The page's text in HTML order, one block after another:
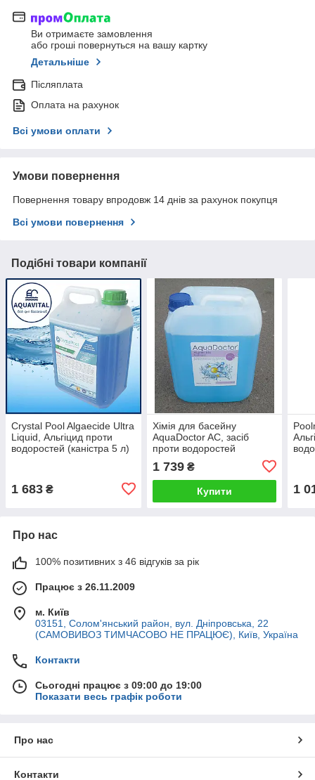
Ви отримаєте замовлення
або гроші повернуться на вашу картку
Детальніше
Післяплата
Оплата на рахунок
Всі умови оплати
Умови повернення
Повернення товару впродовж 14 днів за рахунок покупця
Всі умови повернення
Подібні товари компанії
Crystal Pool Algaecide Ultra
Liquid, Альгіцид проти
водоростей (каністра 5 л)
1 683 ₴
Хімія для басейну
AquaDoctor AC, засіб
проти водоростей
1 739₴
Купити 1
Про нас
100% позитивних з 46 відгуків за рік
Працює з 26.11.2009
м. Київ
03151, Солом'янський район, вул. Дніпровська, 22
(САМОВИВОЗ ТИМЧАСОВО НЕ ПРАЦЮЄ), Київ, Україна
Контакти
Сьогодні працює з 09:00 до 19:00
Показати весь графік роботи
Про нас
Контакти